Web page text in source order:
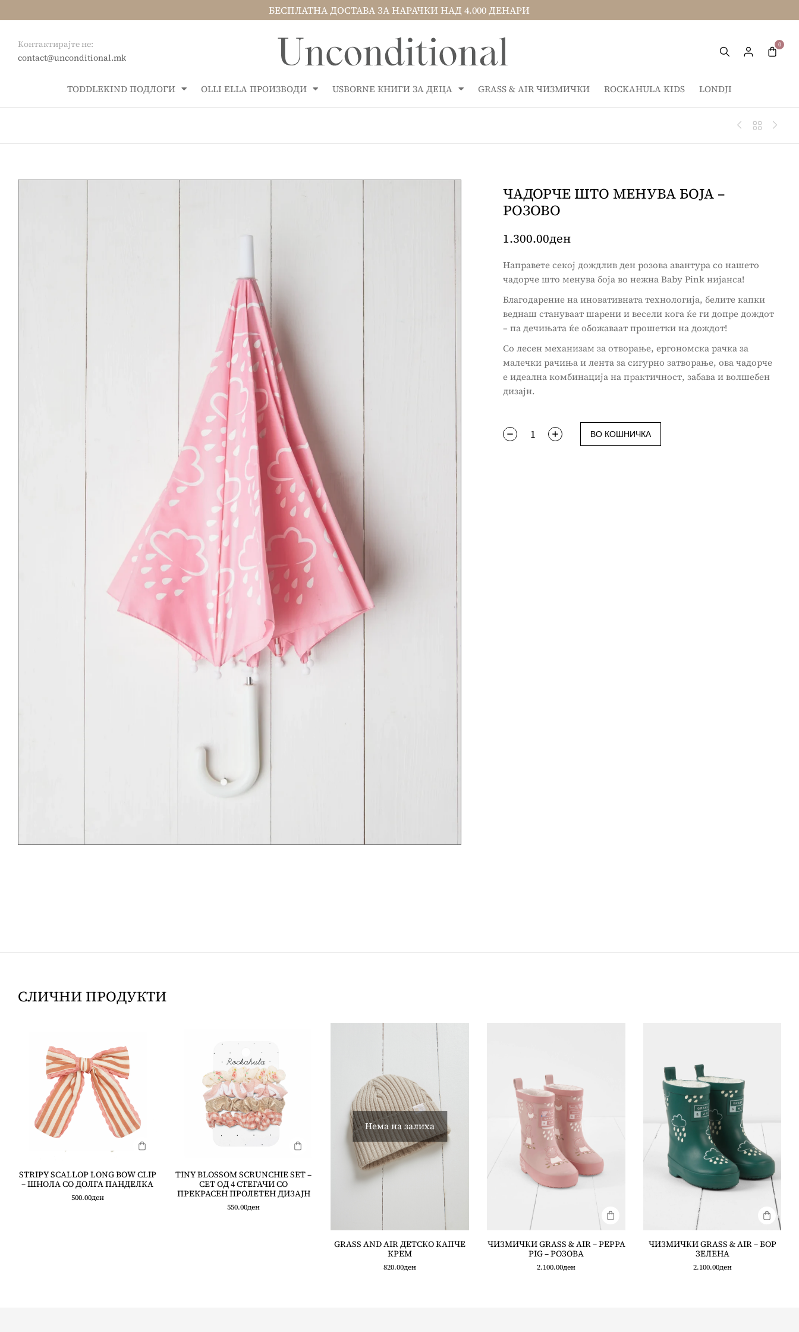
БЕСПЛАТНА ДОСТАВА ЗА НАРАЧКИ НАД 4.000 ДЕНАРИ
Контактирајте не:
contact@unconditional.mk
ТОDDLEKIND ПОДЛОГИ OLLI ELLA ПРОИЗВОДИ USBORNE КНИГИ ЗА ДЕЦА GRASS & AIR ЧИЗМИЧКИ ROCKAHULA KIDS LONDJI
ЧАДОРЧЕ ШТО МЕНУВА БОЈА –
РОЗОВО
1.300.00ден
Направете секој дождлив ден розова авантура со нашето
чадорче што менува боја во нежна Baby Pink нијанса!
Благодарение на иновативната технологија, белите капки
веднаш стануваат шарени и весели кога ќе ги допре дождот
– па дечињата ќе обожаваат прошетки на дождот!
Со лесен механизам за отворање, ергономска рачка за
малечки рачиња и лента за сигурно затворање, ова чадорче
е идеална комбинација на практичност, забава и волшебен
дизајн.
ВО КОШНИЧКА
СЛИЧНИ ПРОДУКТИ
STRIPY SCALLOP LONG BOW CLIP
– ШНОЛА СО ДОЛГА ПАНДЕЛКА
500.00ден
TINY BLOSSOM SCRUNCHIE SET –
СЕТ ОД 4 СТЕГАЧИ СО
ПРЕКРАСЕН ПРОЛЕТЕН ДИЗАЈН
550.00ден
Нема на залиха
GRASS AND AIR ДЕТСКО КАПЧЕ
КРЕМ
820.00ден
ЧИЗМИЧКИ GRASS & AIR – PEPPA
PIG – РОЗОВА
2.100.00ден
ЧИЗМИЧКИ GRASS & AIR – БОР
ЗЕЛЕНА
2.100.00ден